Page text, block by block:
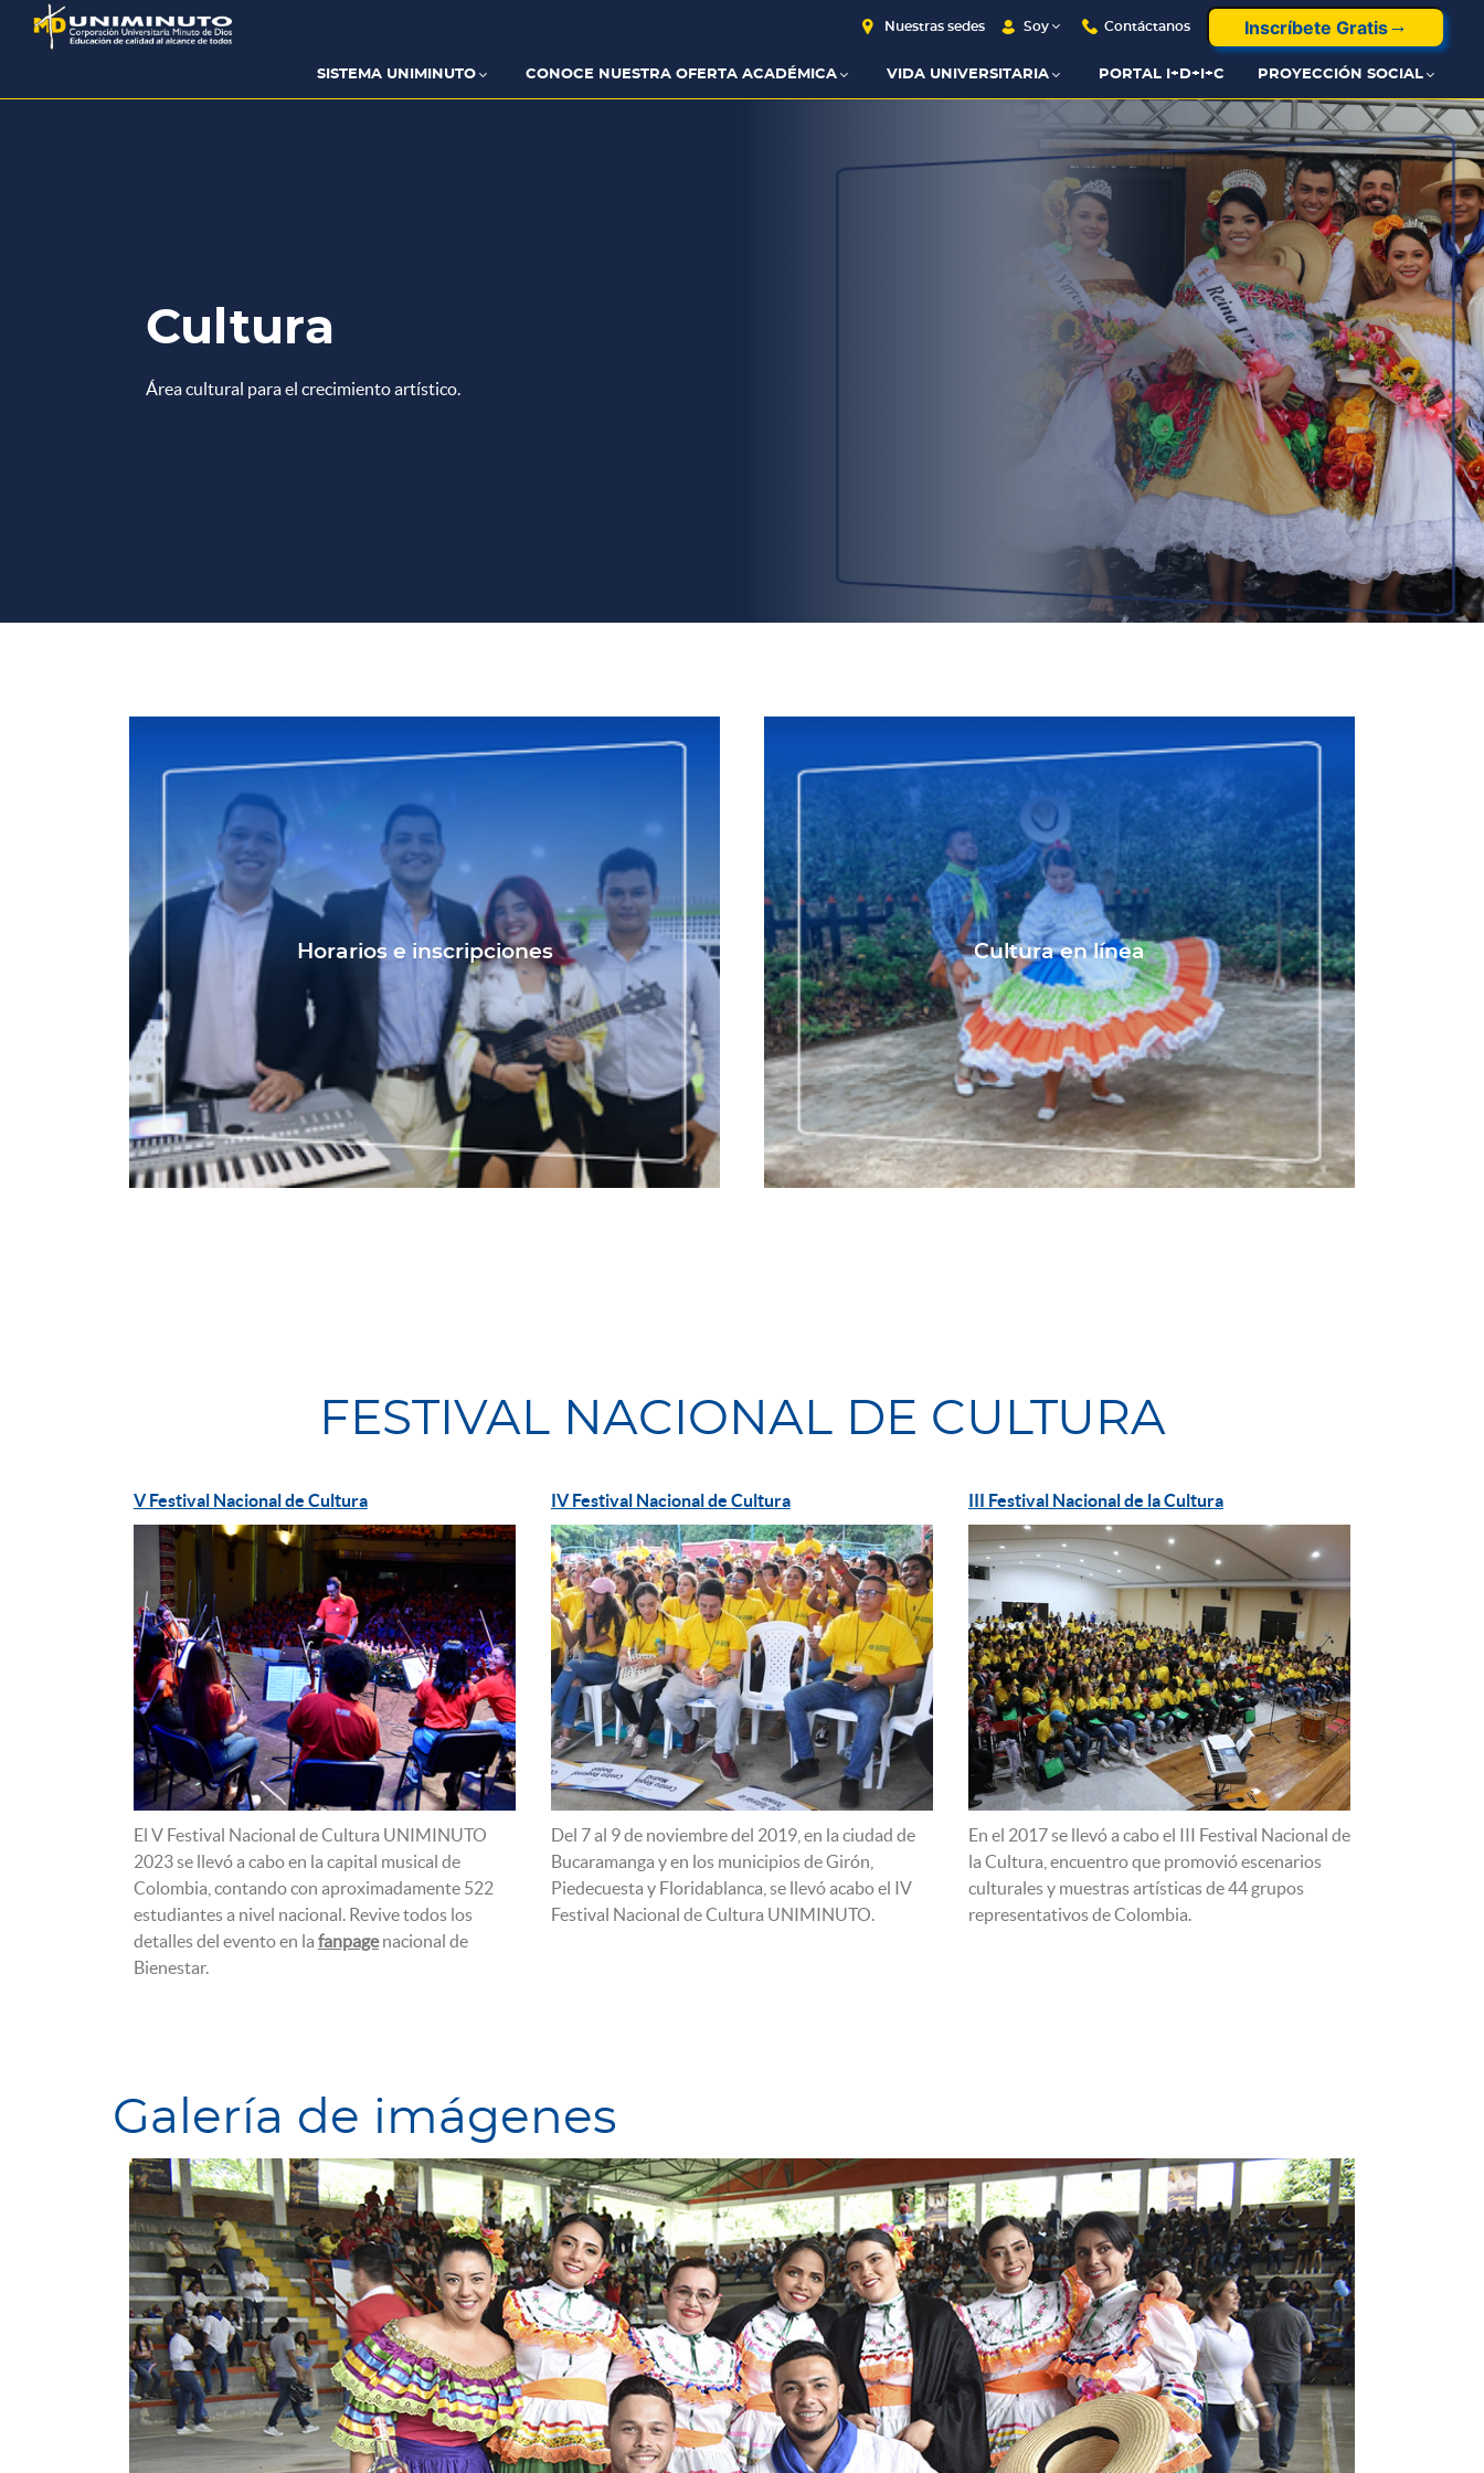
contenido
Nuestras sedes Soy Contáctanos Inscríbete Gratis
SISTEMA UNIMINUTO CONOCE NUESTRA OFERTA ACADÉMICA VIDA UNIVERSITARIA PORTAL I+D+I+C PROYECCIÓN SOCIAL
Cultura
Área cultural para el crecimiento artístico.
Horarios e inscripciones Cultura en línea
FESTIVAL NACIONAL DE CULTURA
V Festival Nacional de Cultura
El V Festival Nacional de Cultura UNIMINUTO
2023 se llevó a cabo en la capital musical de
Colombia, contando con aproximadamente 522
estudiantes a nivel nacional. Revive todos los
detalles del evento en la fanpagenacional de
Bienestar.
IV Festival Nacional de Cultura
Del 7 al 9 de noviembre del 2019, en la ciudad de
Bucaramanga y en los municipios de Girón,
Piedecuesta y Floridablanca, se llevó acabo el IV
Festival Nacional de Cultura UNIMINUTO.
III Festival Nacional de la Cultura
En el 2017 se llevó a cabo el III Festival Nacional de
la Cultura, encuentro que promovió escenarios
culturales y muestras artísticas de 44 grupos
representativos de Colombia.
Galería de imágenes